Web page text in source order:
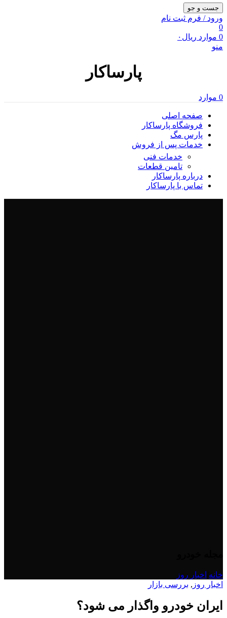
جست و جو
ورود / فرم ثبت نام
0
0 موارد ریال ۰
منو
پارساکار
0 موارد
صفحه اصلی
فروشگاه پارساکار
پارس مگ
خدمات پس از فروش
خدمات فنی
تامین قطعات
درباره پارساکار
تماس با پارساکار
خانه اخبار روز
اخبار روز , بررسی بازار
ایران خودرو واگذار می شود؟